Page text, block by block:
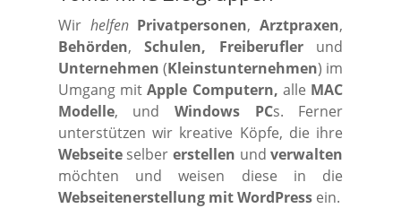
Wir helfen Privatpersonen,Arztpraxen,
Behörden,Schulen, Freiberuflerund
Unternehmen (Kleinstunternehmen) im
Umgang mitApple Computern, alle MAC
Modelle, und Windows PCs. Ferner
unterstützen wir kreative Köpfe, die ihre
Webseiteselber erstellen undverwalten
möchten und weisen diese in die
Webseitenerstellung mit WordPressein.